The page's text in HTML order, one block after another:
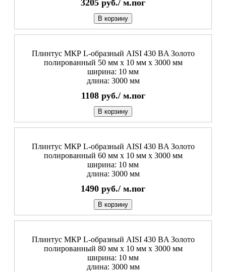
3205 руб./ м.пог
В корзину
Плинтус МКР L-образный AISI 430 BA Золото
полированный 50 мм x 10 мм х 3000 мм
ширина: 10 мм
длина: 3000 мм
1108 руб./ м.пог
В корзину
Плинтус МКР L-образный AISI 430 BA Золото
полированный 60 мм x 10 мм х 3000 мм
ширина: 10 мм
длина: 3000 мм
1490 руб./ м.пог
В корзину
Плинтус МКР L-образный AISI 430 BA Золото
полированный 80 мм x 10 мм х 3000 мм
ширина: 10 мм
длина: 3000 мм